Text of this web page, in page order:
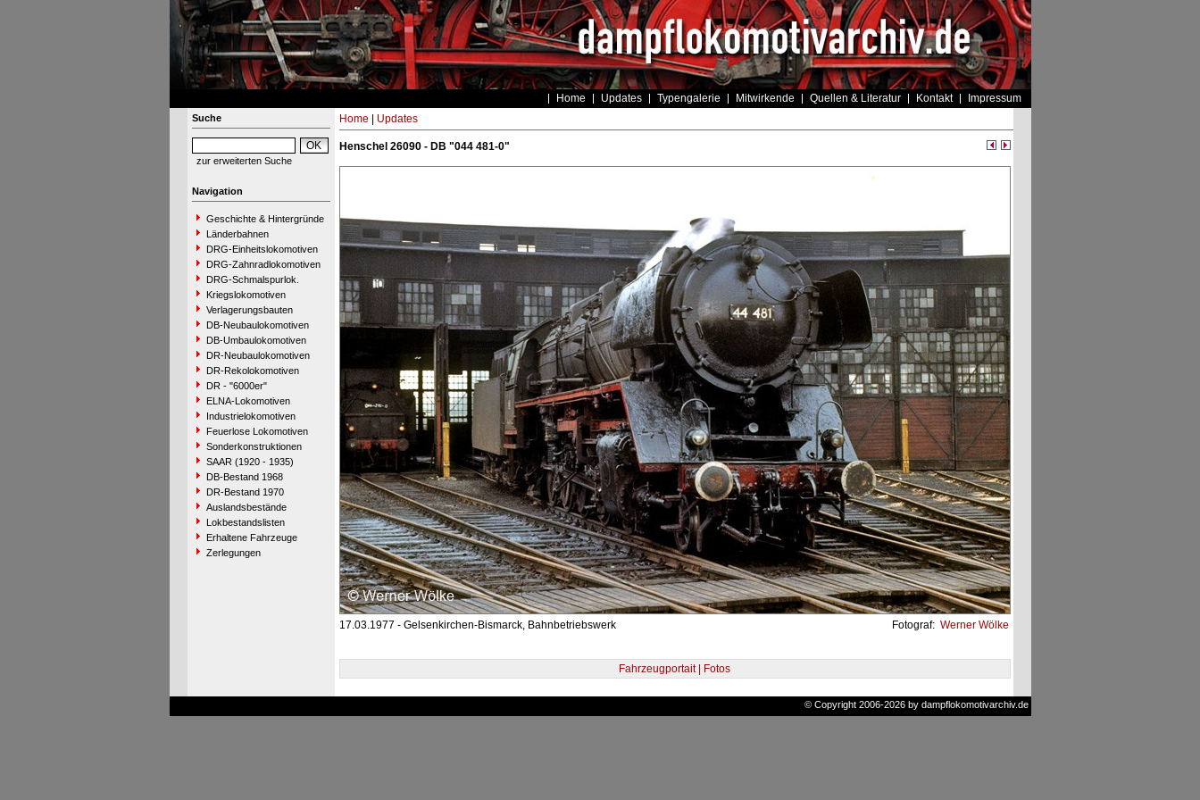
Home Updates Typengalerie Mitwirkende Quellen & Literatur Kontakt Impressum
Suche
zur erweiterten Suche
Navigation
Geschichte & Hintergründe
Länderbahnen
DRG-Einheitslokomotiven
DRG-Zahnradlokomotiven
DRG-Schmalspurlok.
Kriegslokomotiven
Verlagerungsbauten
DB-Neubaulokomotiven
DB-Umbaulokomotiven
DR-Neubaulokomotiven
DR-Rekolokomotiven
DR - "6000er"
ELNA-Lokomotiven
Industrielokomotiven
Feuerlose Lokomotiven
Sonderkonstruktionen
SAAR (1920 - 1935)
DB-Bestand 1968
DR-Bestand 1970
Auslandsbestände
Lokbestandslisten
Erhaltene Fahrzeuge
Zerlegungen
Home Updates
Henschel 26090 - DB "044 481-0"
17.03.1977 - Gelsenkirchen-Bismarck, Bahnbetriebswerk Fotograf: Werner Wölke
Fahrzeugportait | Fotos
© Copyright 2006-2026 by dampflokomotivarchiv.de